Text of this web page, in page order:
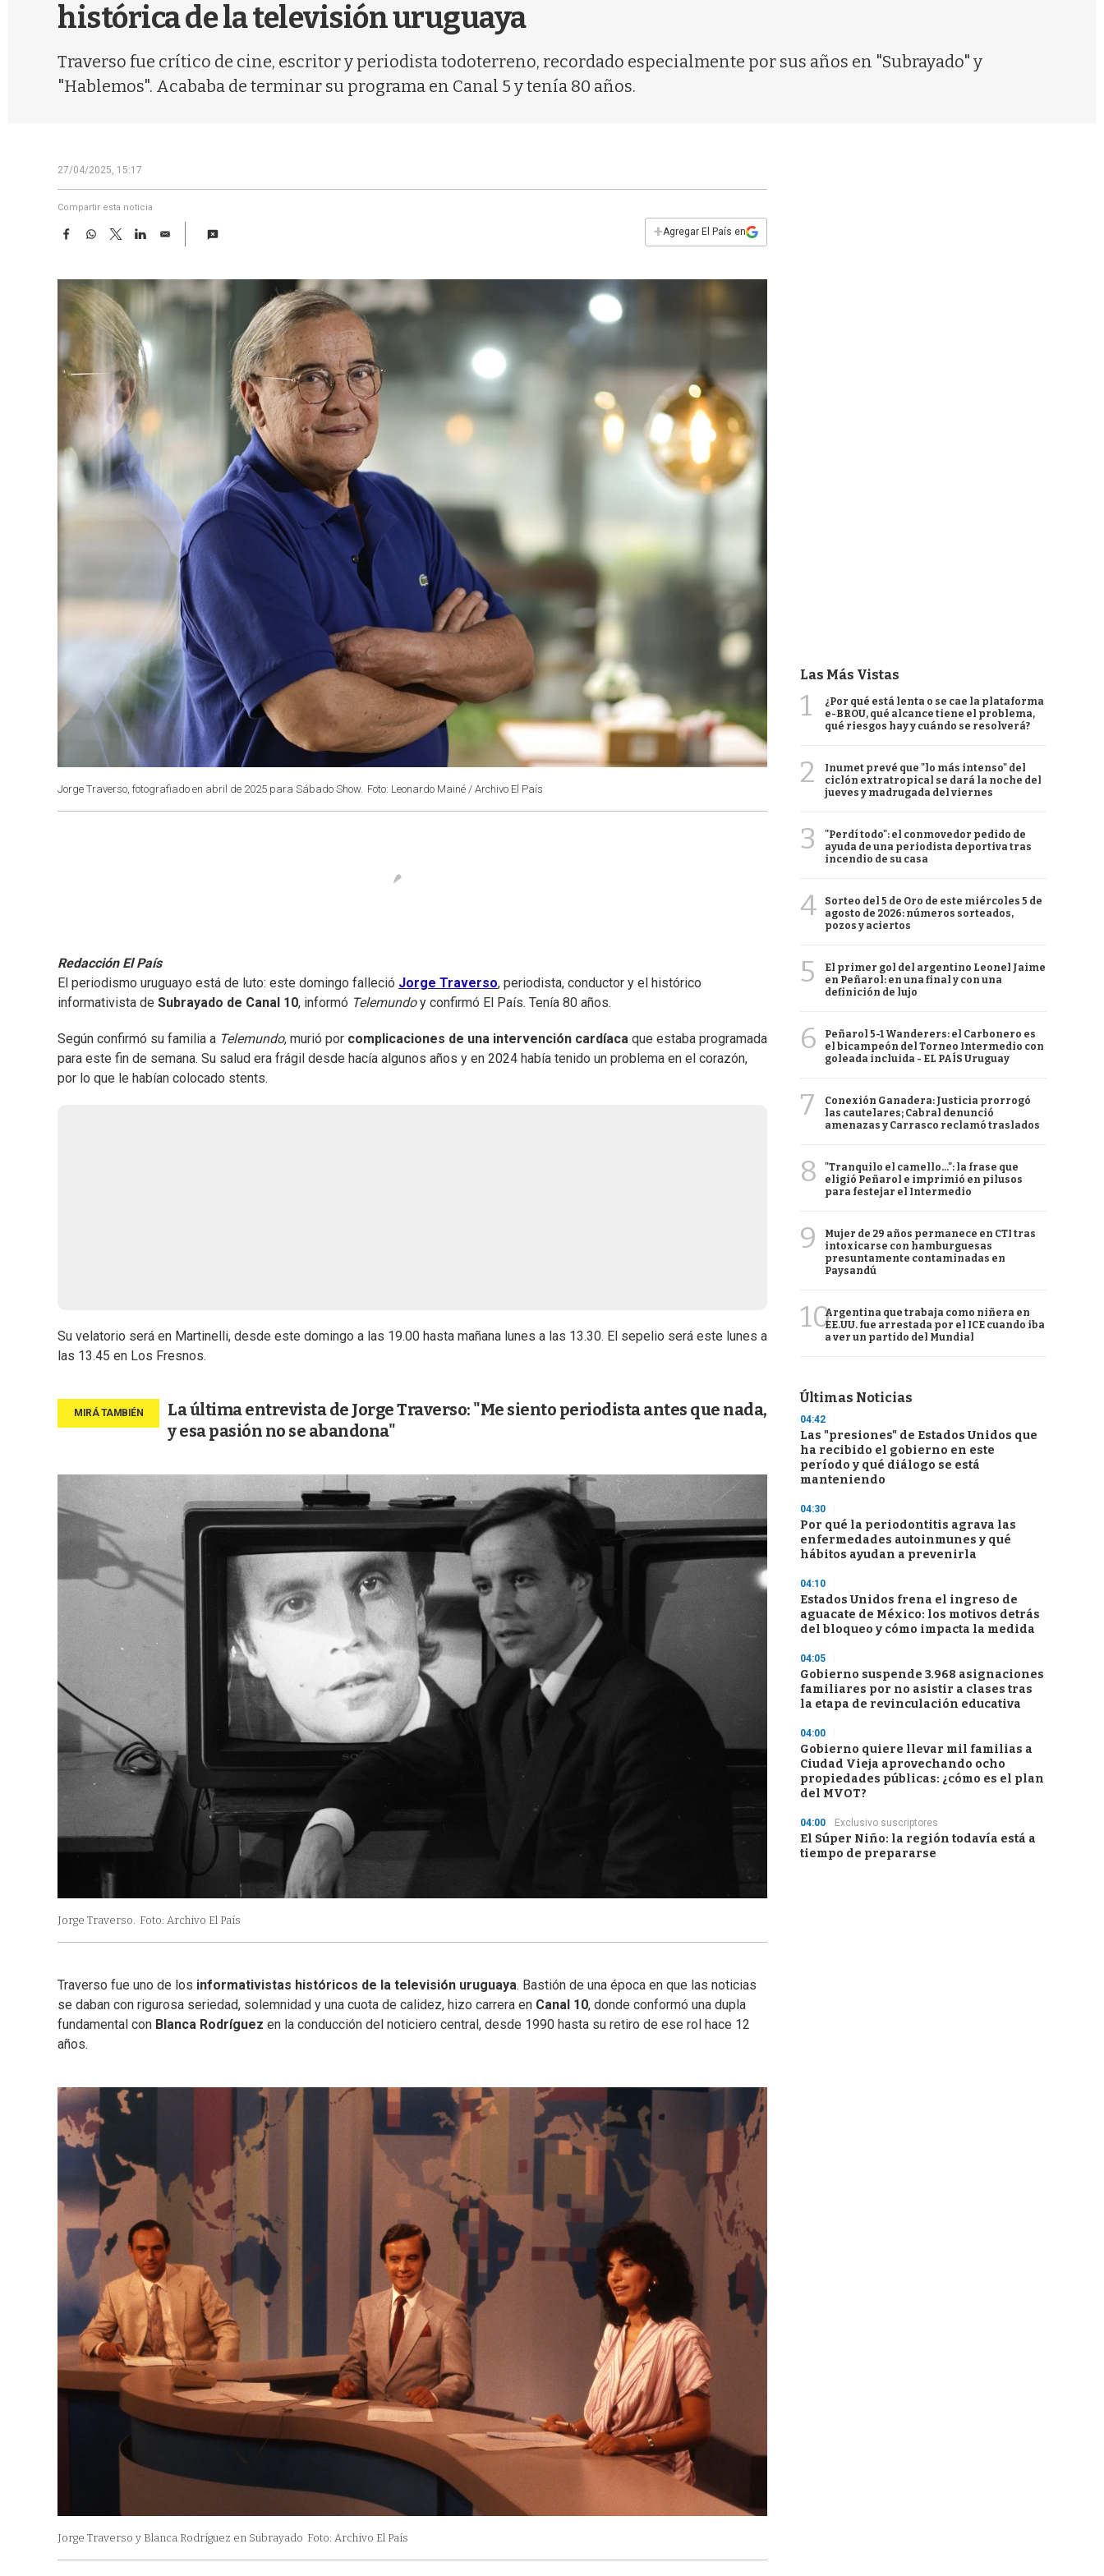
histórica de la televisión uruguaya
Traverso fue crítico de cine, escritor y periodista todoterreno, recordado especialmente por sus años en "Subrayado" y
"Hablemos". Acababa de terminar su programa en Canal 5 y tenía 80 años.
27/04/2025, 15:17
Compartir esta noticia
F
e
b
o
W
t
s
A
p
T
w
t
e
r
L
k
e
n
E
i
l
+Agregar El País en
Jorge Traverso, fotografiado en abril de 2025 para Sábado Show. Foto: Leonardo Mainé / Archivo El País
Redacción El País
El periodismo uruguayo está de luto: este domingo falleció Jorge Traverso, periodista, conductor y el histórico
informativista de Subrayado de Canal 10, informó Telemundoy confirmó El País. Tenía 80 años.
Según confirmó su familia a Telemundo, murió por complicaciones de una intervención cardíaca que estaba programada
para este fin de semana. Su salud era frágil desde hacía algunos años y en 2024 había tenido un problema en el corazón,
por lo que le habían colocado stents.
Su velatorio será en Martinelli, desde este domingo a las 19.00 hasta mañana lunes a las 13.30. El sepelio será este lunes a
las 13.45 en Los Fresnos.
La última entrevista de Jorge Traverso: "Me siento periodista antes que nada,
y esa pasión no se abandona"
Jorge Traverso. Foto: Archivo El País
Traverso fue uno de los informativistas históricos de la televisión uruguaya. Bastión de una época en que las noticias
se daban con rigurosa seriedad, solemnidad y una cuota de calidez, hizo carrera en Canal 10, donde conformó una dupla
fundamental con Blanca Rodríguez en la conducción del noticiero central, desde 1990 hasta su retiro de ese rol hace 12
años.
Jorge Traverso y Blanca Rodríguez en Subrayado Foto: Archivo El País
Las Más Vistas
1
¿Por qué está lenta o se cae la plataforma
e-BROU, qué alcance tiene el problema,
qué riesgos hay y cuándo se resolverá?
2
Inumet prevé que "lo más intenso" del
ciclón extratropical se dará la noche del
jueves y madrugada del viernes
3
"Perdí todo": el conmovedor pedido de
ayuda de una periodista deportiva tras
incendio de su casa
4
Sorteo del 5 de Oro de este miércoles 5 de
agosto de 2026: números sorteados,
pozos y aciertos
5
El primer gol del argentino Leonel Jaime
en Peñarol: en una final y con una
definición de lujo
6
Peñarol 5-1 Wanderers: el Carbonero es
el bicampeón del Torneo Intermedio con
goleada incluida - EL PAÍS Uruguay
7
Conexión Ganadera: Justicia prorrogó
las cautelares; Cabral denunció
amenazas y Carrasco reclamó traslados
8
"Tranquilo el camello...": la frase que
eligió Peñarol e imprimió en pilusos
para festejar el Intermedio
9
Mujer de 29 años permanece en CTI tras
intoxicarse con hamburguesas
presuntamente contaminadas en
Paysandú
10Argentina que trabaja como niñera en
EE.UU. fue arrestada por el ICE cuando iba
a ver un partido del Mundial
Últimas Noticias
04:42
Las "presiones" de Estados Unidos que
ha recibido el gobierno en este
período y qué diálogo se está
manteniendo
04:30
Por qué la periodontitis agrava las
enfermedades autoinmunes y qué
hábitos ayudan a prevenirla
04:10
Estados Unidos frena el ingreso de
aguacate de México: los motivos detrás
del bloqueo y cómo impacta la medida
04:05
Gobierno suspende 3.968 asignaciones
familiares por no asistir a clases tras
la etapa de revinculación educativa
04:00
Gobierno quiere llevar mil familias a
Ciudad Vieja aprovechando ocho
propiedades públicas: ¿cómo es el plan
del MVOT?
04:00 Exclusivo suscriptores
El Súper Niño: la región todavía está a
tiempo de prepararse